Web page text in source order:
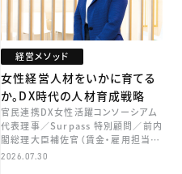
経営メソッド
女性経営人材をいかに育てる
か。DX時代の人材育成戦略
官民連携DX女性活躍コンソーシアム
代表理事／Surpass 特別顧問／前内
閣総理大臣補佐官（賃金・雇用担当）
矢田 稚子
2026.07.30